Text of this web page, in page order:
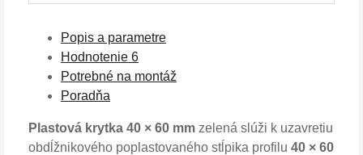
Popis a parametre
Hodnotenie 6
Potrebné na montáž
Poradňa
Plastová krytka 40 × 60 mm zelená slúži k uzavretiu
obdĺžnikového poplastovaného stĺpika profilu 40 × 60